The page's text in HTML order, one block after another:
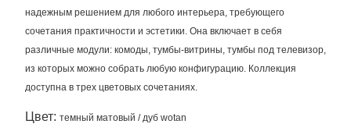
надежным решением для любого интерьера, требующего
сочетания практичности и эстетики. Она включает в себя
различные модули: комоды, тумбы-витрины, тумбы под телевизор,
из которых можно собрать любую конфигурацию. Коллекция
доступна в трех цветовых сочетаниях.
Цвет: темный матовый / дуб wotan